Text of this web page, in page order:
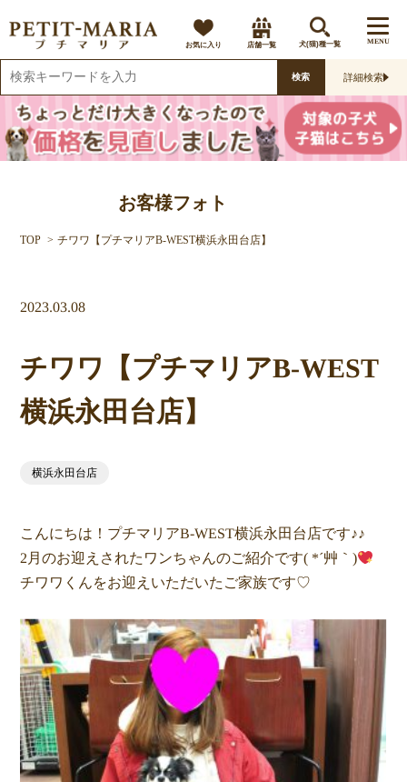
お気に入り 店舗一覧 犬(猫)種一覧 MENU
検索 詳細検索
お客様フォト
TOP チワワ【プチマリアB-WEST横浜永田台店】
2023.03.08
チワワ【プチマリアB-WEST
横浜永田台店】
横浜永田台店
こんにちは！プチマリアB-WEST横浜永田台店です♪♪
2月のお迎えされたワンちゃんのご紹介です( *´艸｀)
チワワくんをお迎えいただいたご家族です♡